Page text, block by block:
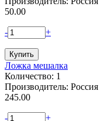
50.00
- +
Ложка мешалка
Количество: 1
Производитель: Россия
245.00
- +